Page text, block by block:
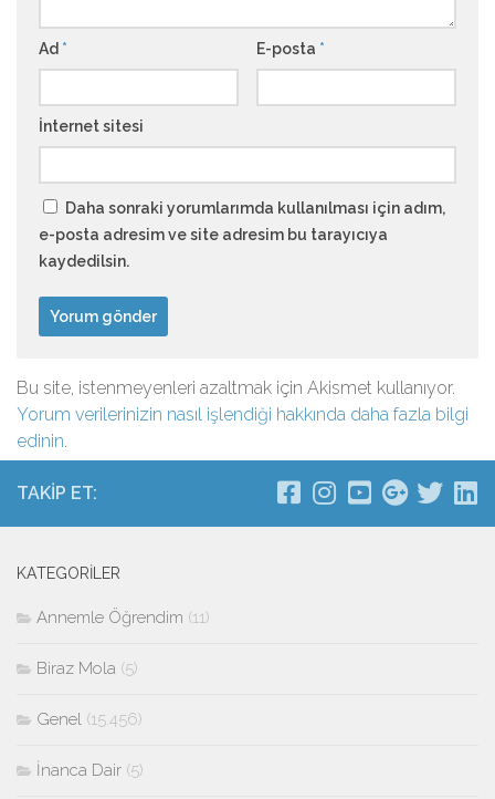
Ad * E-posta *
İnternet sitesi
Daha sonraki yorumlarımda kullanılması için adım,
e-posta adresim ve site adresim bu tarayıcıya
kaydedilsin.
Bu site, istenmeyenleri azaltmak için Akismet kullanıyor.
Yorum verilerinizin nasıl işlendiği hakkında daha fazla bilgi
edinin.
TAKIP ET:
KATEGORILER
Annemle Öğrendim (11)
Biraz Mola (5)
Genel (15.456)
İnanca Dair (5)